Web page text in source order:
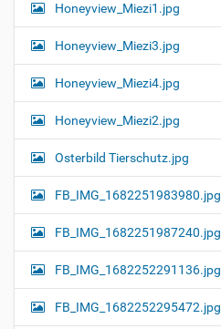
Honeyview_Miezi1.jpg
Honeyview_Miezi3.jpg
Honeyview_Miezi4.jpg
Honeyview_Miezi2.jpg
Osterbild Tierschutz.jpg
FB_IMG_1682251983980.jpg
FB_IMG_1682251987240.jpg
FB_IMG_1682252291136.jpg
FB_IMG_1682252295472.jpg